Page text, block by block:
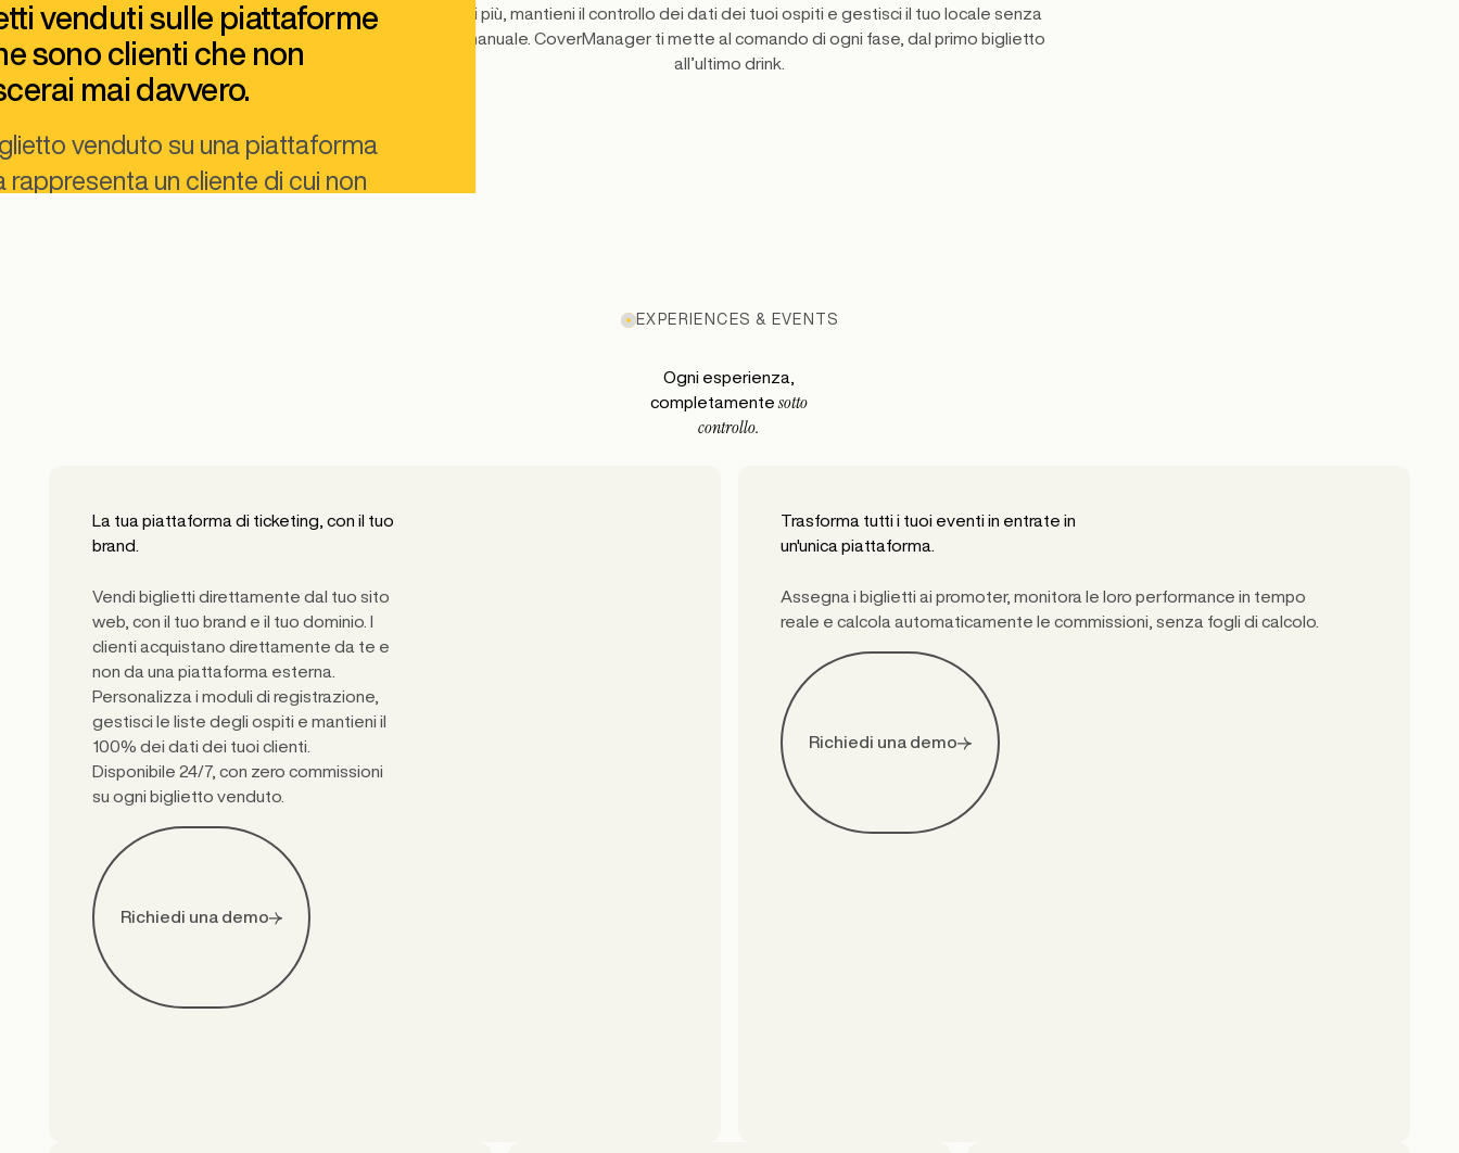
Vendi di più, mantieni il controllo dei dati dei tuoi ospiti e gestisci il tuo locale senza
lavoro manuale. CoverManager ti mette al comando di ogni fase, dal primo biglietto
all’ultimo drink.
venduti sulle piattaforme
sono clienti che non
mai davvero.
venduto su una piattaforma
rappresenta un cliente di cui non
EXPERIENCES & EVENTS
Ogni esperienza,
completamentesotto
controllo.
La tua piattaforma di ticketing, con il tuo
brand.
Vendi biglietti direttamente dal tuo sito
web, con il tuo brand e il tuo dominio. I
clienti acquistano direttamente da te e
non da una piattaforma esterna.
Personalizza i moduli di registrazione,
gestisci le liste degli ospiti e mantieni il
100% dei dati dei tuoi clienti.
Disponibile 24/7, con zero commissioni
su ogni biglietto venduto.
Richiedi una demo
Trasforma tutti i tuoi eventi in entrate in
un'unica piattaforma.
Assegna i biglietti ai promoter, monitora le loro performance in tempo
reale e calcola automaticamente le commissioni, senza fogli di calcolo.
Richiedi una demo